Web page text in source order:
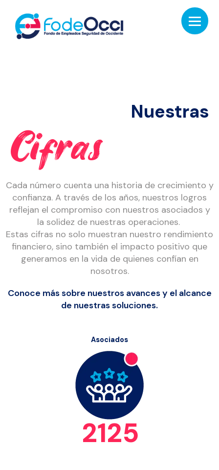
Nuestras
Cifras
Cada número cuenta una historia de crecimiento y
confianza. A través de los años, nuestros logros
reflejan el compromiso con nuestros asociados y
la solidez de nuestras operaciones.
Estas cifras no solo muestran nuestro rendimiento
financiero, sino también el impacto positivo que
generamos en la vida de quienes confían en
nosotros.
Conoce más sobre nuestros avances y el alcance
de nuestras soluciones.
Asociados
2125